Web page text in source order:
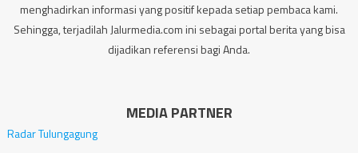
menghadirkan informasi yang positif kepada setiap pembaca kami.
Sehingga, terjadilah Jalurmedia.com ini sebagai portal berita yang bisa
dijadikan referensi bagi Anda.
MEDIA PARTNER
Radar Tulungagung